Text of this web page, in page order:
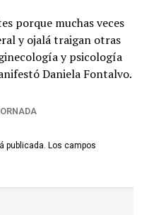
porque muchas veces
y ojalá traigan otras
y psicología
Daniela Fontalvo.
publicada. Los campos